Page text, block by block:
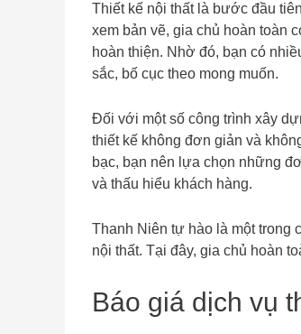
Thiết kế nội thất là bước đầu
xem bản vẽ, gia chủ hoàn toàn
hoàn thiện. Nhờ đó, bạn có
sắc, bố cục theo mong muốn.
Đối với một số công trình xây
thiết kế không đơn giản và
bạc, bạn nên lựa chọn những
và thấu hiểu khách hàng.
Thanh Niên tự hào là một trong
nội thất. Tại đây, gia chủ hoàn
Báo giá dịch vụ